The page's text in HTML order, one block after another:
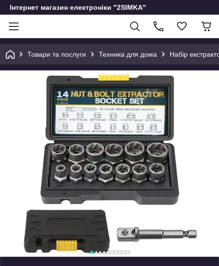
Інтернет магазин електроніки "2SIMKA"
Товари та послуги Техника для дома Набір